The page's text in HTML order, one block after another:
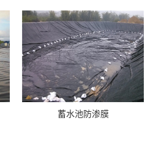
蓄水池防渗膜